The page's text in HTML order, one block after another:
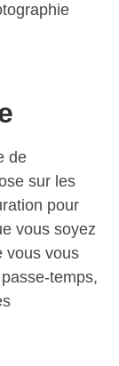
de
sur les
pour
vous soyez
vous vous
temps,